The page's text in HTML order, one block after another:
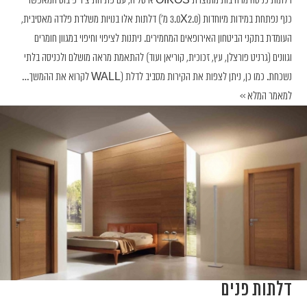
כנף נפתחת במידות מיוחדות (3.0X2.0 מ') דלתות אלו בנויות משלדת פלדה מאסיבית,
העומדת בתקני הביטחון האירופאים המחמירים. ניתנות לציפוי וחיפוי במגוון חומרים
וגוונים (גרניט פורצלן, עץ, זכוכית, קוריאן ועוד) להתאמת מראה מושלם ולכניסה בלתי
נשכחת. כמו כן, ניתן לצפות את הקירות מסביב לדלת (WALL
לקרוא את ההמשך…
למאמר המלא >>
דלתות פנים